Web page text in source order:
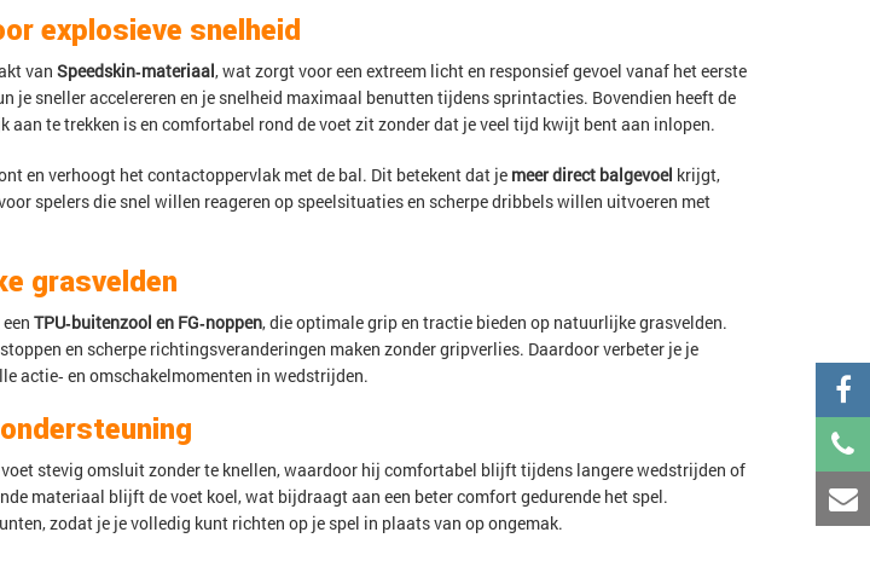
explosieve snelheid
van Speedskin‑materiaal, wat zorgt voor een extreem licht en responsief gevoel vanaf het eerste
je sneller accelereren en je snelheid maximaal benutten tijdens sprintacties. Bovendien heeft de
aan te trekken is en comfortabel rond de voet zit zonder dat je veel tijd kwijt bent aan inlopen.
en verhoogt het contactoppervlak met de bal. Dit betekent dat je meer direct balgevoel krijgt,
spelers die snel willen reageren op speelsituaties en scherpe dribbels willen uitvoeren met
grasvelden
TPU‑buitenzool en FG‑noppen, die optimale grip en tractie bieden op natuurlijke grasvelden.
en scherpe richtingsveranderingen maken zonder gripverlies. Daardoor verbeter je je
actie‑ en omschakelmomenten in wedstrijden.
voet stevig omsluit zonder te knellen, waardoor hij comfortabel blijft tijdens langere wedstrijden of
materiaal blijft de voet koel, wat bijdraagt aan een beter comfort gedurende het spel.
zodat je je volledig kunt richten op je spel in plaats van op ongemak.